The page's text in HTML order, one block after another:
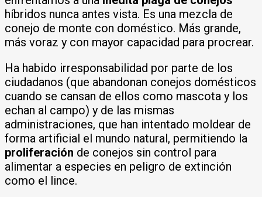
híbridos nunca antes vista. Es una mezcla de
conejo de monte con doméstico. Más grande,
más voraz y con mayor capacidad para procrear.
Ha habido irresponsabilidad por parte de los
ciudadanos (que abandonan conejos domésticos
cuando se cansan de ellos como mascota y los
echan al campo) y de las mismas
administraciones, que han intentado moldear de
forma artificial el mundo natural, permitiendo la
proliferación de conejos sin control para
alimentar a especies en peligro de extinción
como el lince.